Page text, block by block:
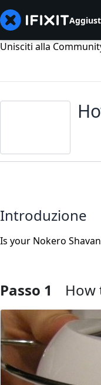
Unisciti alla
Introduzione
Is your Nokero
Passo 1 How